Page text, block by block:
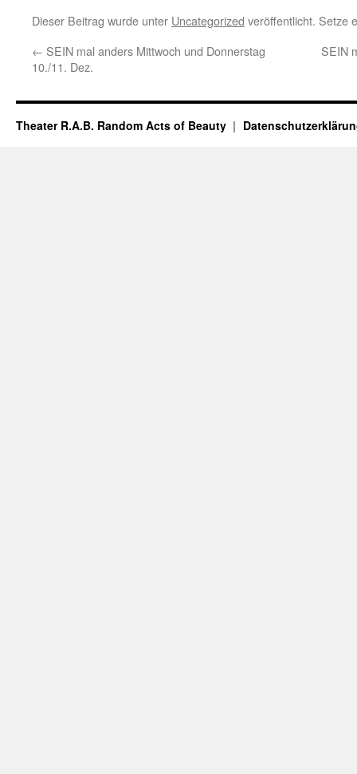
Dieser Beitrag wurde unter Uncategorized veröffentlicht. Setze
← SEIN mal anders Mittwoch und Donnerstag
10./11. Dez.
SEIN
Theater R.A.B. Random Acts of Beauty